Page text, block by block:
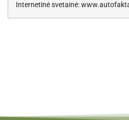
Internetinė svetainė: